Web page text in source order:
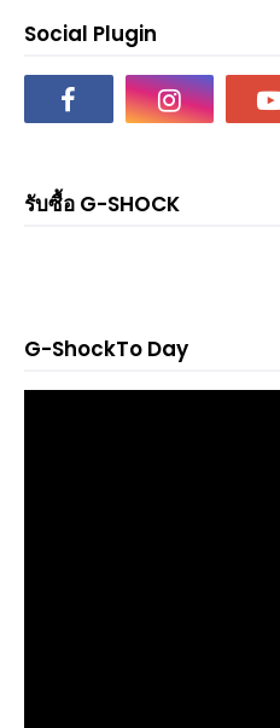
Social Plugin
รับซื้อ G-SHOCK
G-ShockTo Day